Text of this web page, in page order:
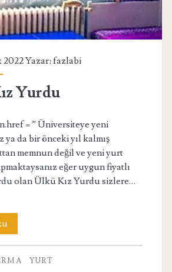
Yazar: fazlabi
Yurdu
= ” Üniversiteye yeni
ya da bir önceki yıl kalmış
memnun değil ve yeni yurt
eğer uygun fiyatlı
olan Ülkü Kız Yurdu sizlere…
Ankara
Kız
YurduYURT